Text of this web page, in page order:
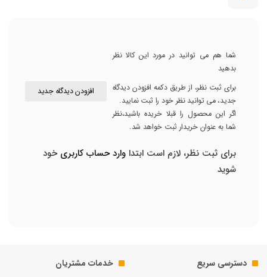
شما هم می توانید در مورد این کالا نظر
بدهید
برای ثبت نظر، از طریق دکمه افزودن دیدگاه
جدید، می توانید نظر خود را ثبت نمایید.
اگر این محصول را قبلا خریده باشید،نظر
شما به عنوان خریدار ثبت خواهد شد.
افزودن دیدگاه جدید
برای ثبت نظر، لازم است ابتدا وارد حساب کاربریخود
شوید
دسترسی سریع خدمات مشتریان